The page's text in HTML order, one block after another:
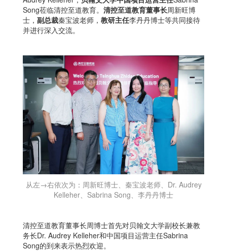
Song莅临清控至道教育。 清控至道教育董事长周新旺博
士， 副总裁秦宝波老师， 教研主任李丹丹博士等共同接待
并进行深入交流。
从左→右依次为：周新旺博士、秦宝波老师、Dr. Audrey
Kelleher、Sabrina Song、李丹丹博士
清控至道教育董事长周博士首先对贝翰文大学副校长兼教
务长Dr. Audrey Kelleher和中国项目运营主任Sabrina
Song的到来表示热烈欢迎。